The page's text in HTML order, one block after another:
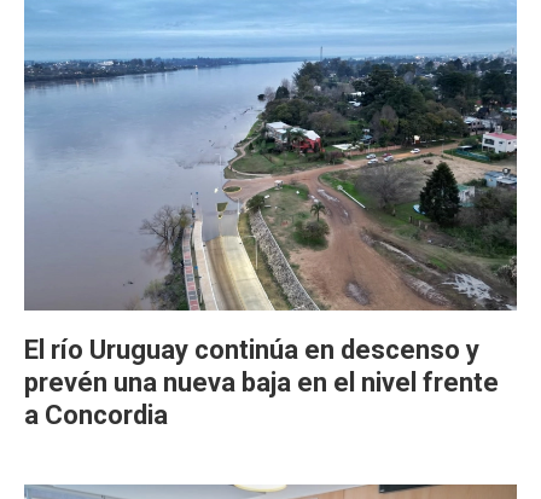
El río Uruguay continúa en descenso y
prevén una nueva baja en el nivel frente
a Concordia